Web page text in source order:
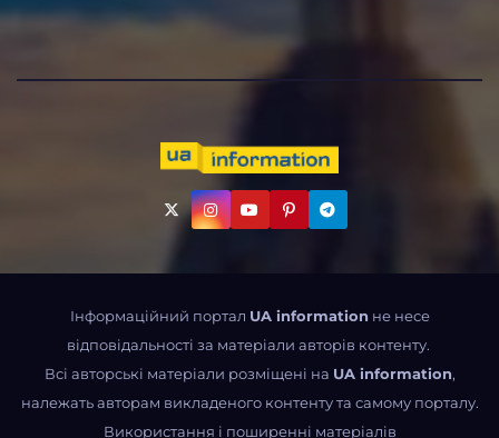
Інформаційний портал UA information не несе
відповідальності за матеріали авторів контенту.
Всі авторські матеріали розміщені на UA information,
належать авторам викладеного контенту та самому порталу.
Використання і поширенні матеріалів